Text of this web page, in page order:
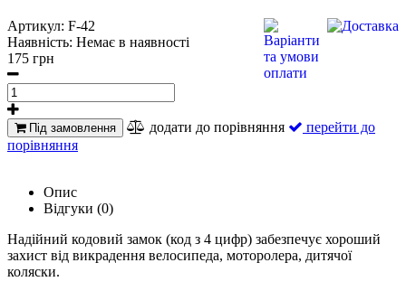
Артикул: F-42
Наявність: Немає в наявності
175 грн
Під замовлення додати до порівняння
перейти до
порівняння
Опис
Відгуки (0)
Надійний кодовий замок (код з 4 цифр) забезпечує хороший
захист від викрадення велосипеда, моторолера, дитячої
коляски.